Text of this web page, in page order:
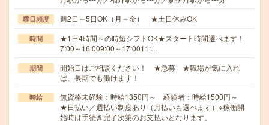
曜日頻度 週2日～5日OK（月～金） ★土日休みOK
時間
★1日4時間～の時短シフトOK★スタート時間選べます！
7:00～16:009:00～17:0011:…
期間
開始日はご相談ください！ ★急募 ★職場が気に入れ
ば、長期でも働けます！
時給
無資格未経験：時給1350円～ 経験者：時給1500円～
★日払い／週払い制度あり（月払いも選べます）※稼働開
始時は手続き完了次第のお支払いとなります。